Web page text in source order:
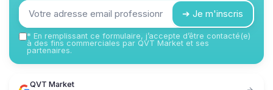
➔ Je m'inscris
* En remplissant ce formulaire, j’accepte d’être contacté(e)
à des fins commerciales par QVT Market et ses
partenaires.
QVT Market